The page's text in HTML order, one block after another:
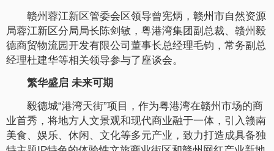
赣州蓉江新区管委会区领导曾宪炳，赣州市自然资源
局蓉江新区分局局长陈剑敏，粤港湾集团副总裁、赣州毅
德商贸物流园开发有限公司董事长总经理毛钧，常务副总
经理杜建华等相关领导参与了座谈会。
繁华盛启 未来可期
毅德城“港湾天街”项目，作为粤港湾在赣州市场的商
业首秀，将地方人文景观和现代商业融于一体，引入赣南
美食、娱乐、休闲、文化等多元产业，致力打造成具备独